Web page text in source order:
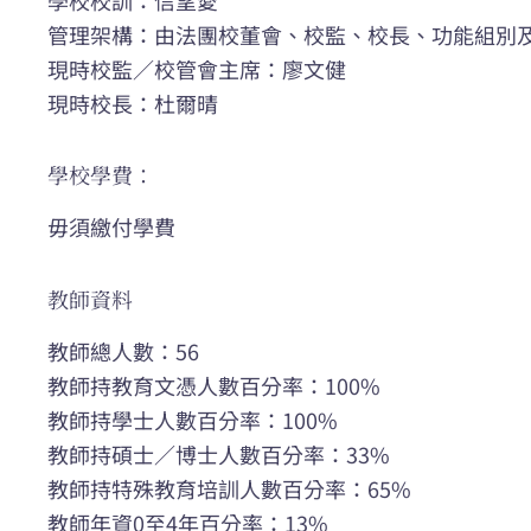
管理架構：由法團校董會、校監、校長、功能組別
現時校監／校管會主席：廖文健
現時校長：杜爾晴
學校學費：
毋須繳付學費
教師資料
教師總人數：56
教師持教育文憑人數百分率：100%
教師持學士人數百分率：100%
教師持碩士／博士人數百分率：33%
教師持特殊教育培訓人數百分率：65%
教師年資0至4年百分率：13%